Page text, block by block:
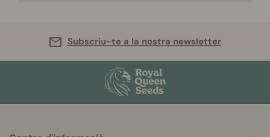
Subscriu-te a la nostra newsletter